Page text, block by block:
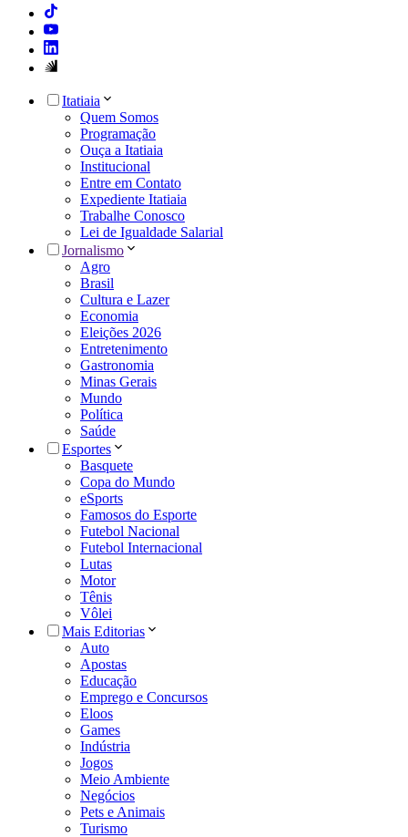
Itatiaia
Quem Somos
Programação
Ouça a Itatiaia
Institucional
Entre em Contato
Expediente Itatiaia
Trabalhe Conosco
Lei de Igualdade Salarial
Jornalismo
Agro
Brasil
Cultura e Lazer
Economia
Eleições 2026
Entretenimento
Gastronomia
Minas Gerais
Mundo
Política
Saúde
Esportes
Basquete
Copa do Mundo
eSports
Famosos do Esporte
Futebol Nacional
Futebol Internacional
Lutas
Motor
Tênis
Vôlei
Mais Editorias
Auto
Apostas
Educação
Emprego e Concursos
Eloos
Games
Indústria
Jogos
Meio Ambiente
Negócios
Pets e Animais
Turismo